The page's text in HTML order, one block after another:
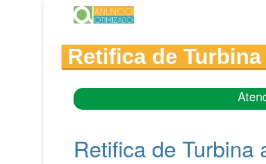
Retifica de Turbina
Retifica de Turbina